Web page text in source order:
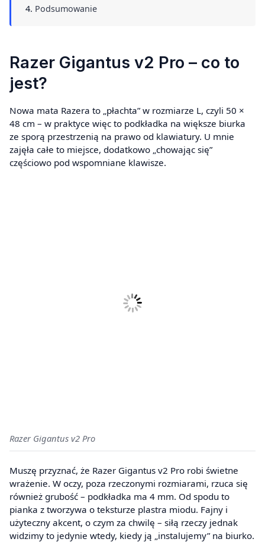
Podsumowanie
Razer Gigantus v2 Pro – co to
jest?
Nowa mata Razera to „płachta” w rozmiarze L, czyli 50 ×
48 cm – w praktyce więc to podkładka na większe biurka
ze sporą przestrzenią na prawo od klawiatury. U mnie
zajęła całe to miejsce, dodatkowo „chowając się”
częściowo pod wspomniane klawisze.
Razer Gigantus v2 Pro
Muszę przyznać, że Razer Gigantus v2 Pro robi świetne
wrażenie. W oczy, poza rzeczonymi rozmiarami, rzuca się
również grubość – podkładka ma 4 mm. Od spodu to
pianka z tworzywa o teksturze plastra miodu. Fajny i
użyteczny akcent, o czym za chwilę – siłą rzeczy jednak
widzimy to jedynie wtedy, kiedy ją „instalujemy” na biurko.